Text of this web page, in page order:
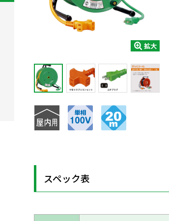
拡大
スペック表